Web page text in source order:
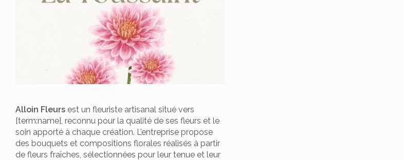
Alloin Fleurs est un fleuriste artisanal situé vers
[term:name], reconnu pour la qualité de ses fleurs et le
soin apporté à chaque création. L’entreprise propose
des bouquets et compositions florales réalisés à partir
de fleurs fraîches, sélectionnées pour leur tenue et leur